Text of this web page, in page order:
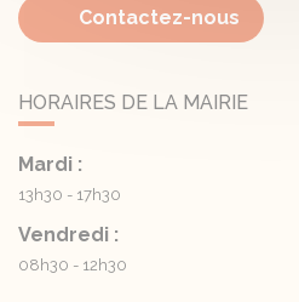
Contactez-nous
HORAIRES DE LA MAIRIE
Mardi :
13h30 - 17h30
Vendredi :
08h30 - 12h30